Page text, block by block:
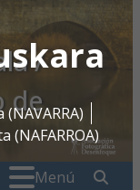
/
de
Menú